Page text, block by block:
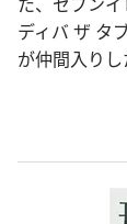
ディバ ザ タ
が仲間入り